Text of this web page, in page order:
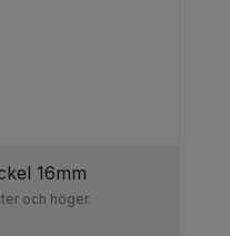
16mm
och höger.